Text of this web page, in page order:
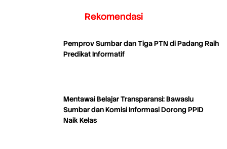
Rekomendasi
Pemprov Sumbar dan Tiga PTN di Padang Raih
Predikat Informatif
Mentawai Belajar Transparansi: Bawaslu
Sumbar dan Komisi Informasi Dorong PPID
Naik Kelas